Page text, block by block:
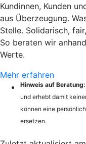
Kundinnen, Kunden
aus Überzeugung.
Stelle. Solidarisch,
So beraten wir
Werte.
Mehr erfahren
Hinweis auf Beratung:
und erhebt damit
können eine
ersetzen.